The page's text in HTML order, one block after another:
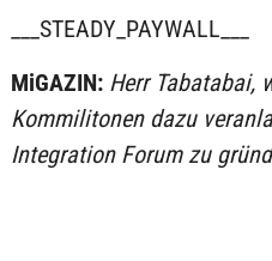
___STEADY_PAYWALL___
MiGAZIN: Herr Tabatabai,
Kommilitonen dazu
Integration Forum zu